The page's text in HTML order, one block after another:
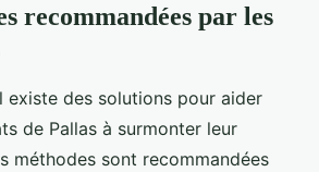
recommandées par les
existe des solutions pour aider
de Pallas à surmonter leur
méthodes sont recommandées